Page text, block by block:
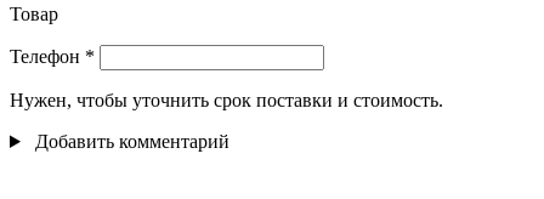
Товар
Телефон *
Нужен, чтобы уточнить срок поставки и стоимость.
Добавить комментарий